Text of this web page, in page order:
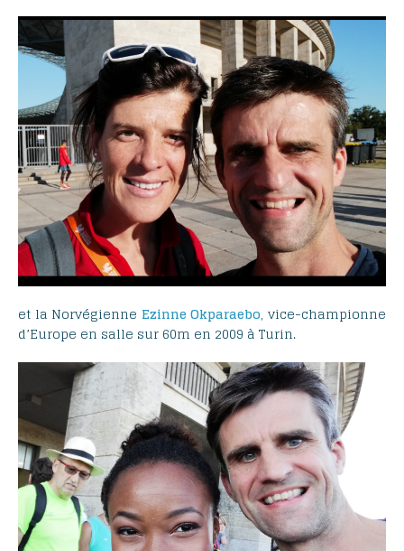
et la Norvégienne Ezinne Okparaebo, vice-championne
d’Europe en salle sur 60m en 2009 à Turin.